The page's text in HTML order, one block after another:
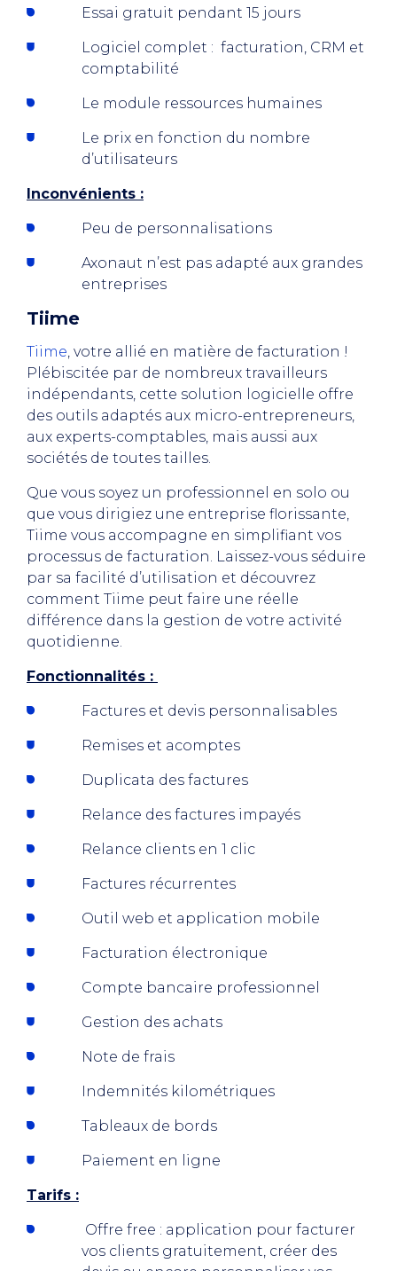
Essai gratuit pendant 15 jours
Logiciel complet : facturation, CRM et
comptabilité
Le module ressources humaines
Le prix en fonction du nombre
d’utilisateurs
Inconvénients :
Peu de personnalisations
Axonaut n’est pas adapté aux grandes
entreprises
Tiime
Tiime, votre allié en matière de facturation !
Plébiscitée par de nombreux travailleurs
indépendants, cette solution logicielle offre
des outils adaptés aux micro-entrepreneurs,
aux experts-comptables, mais aussi aux
sociétés de toutes tailles.
Que vous soyez un professionnel en solo ou
que vous dirigiez une entreprise florissante,
Tiime vous accompagne en simplifiant vos
processus de facturation. Laissez-vous séduire
par sa facilité d’utilisation et découvrez
comment Tiime peut faire une réelle
différence dans la gestion de votre activité
quotidienne.
Fonctionnalités :
Factures et devis personnalisables
Remises et acomptes
Duplicata des factures
Relance des factures impayés
Relance clients en 1 clic
Factures récurrentes
Outil web et application mobile
Facturation électronique
Compte bancaire professionnel
Gestion des achats
Note de frais
Indemnités kilométriques
Tableaux de bords
Paiement en ligne
Tarifs :
Offre free : application pour facturer
vos clients gratuitement, créer des